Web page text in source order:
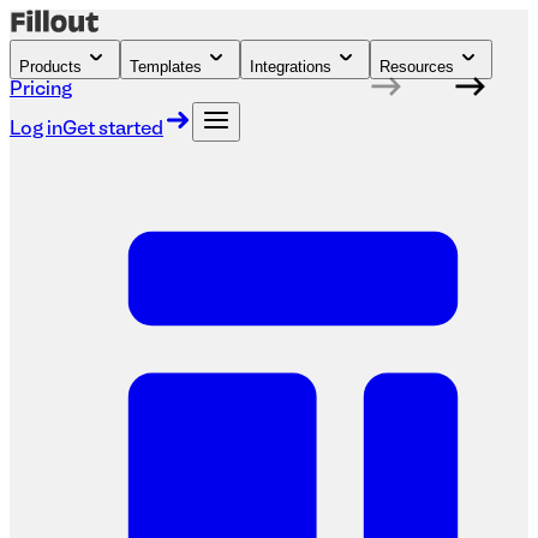
Products Templates Integrations Resources
Pricing
Log inGet started